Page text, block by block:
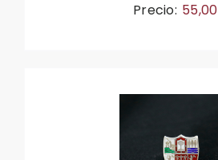
Precio: 55,00